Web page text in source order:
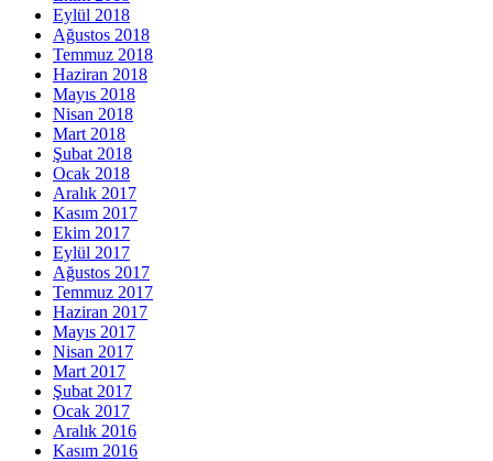
Eylül 2018
Ağustos 2018
Temmuz 2018
Haziran 2018
Mayıs 2018
Nisan 2018
Mart 2018
Şubat 2018
Ocak 2018
Aralık 2017
Kasım 2017
Ekim 2017
Eylül 2017
Ağustos 2017
Temmuz 2017
Haziran 2017
Mayıs 2017
Nisan 2017
Mart 2017
Şubat 2017
Ocak 2017
Aralık 2016
Kasım 2016